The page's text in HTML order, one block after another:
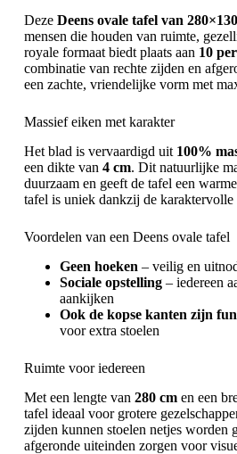
Deze Deens ovale tafel van
mensen die houden van ruimte,
royale formaat biedt plaats aan 10
combinatie van rechte zijden en
een zachte, vriendelijke vorm met
Massief eiken met karakter
Het blad is vervaardigd uit 100%
een dikte van 4 cm. Dit natuurlijke
duurzaam en geeft de tafel een
tafel is uniek dankzij de karaktervolle
Voordelen van een Deens ovale tafel
Geen hoeken – veilig en
Sociale opstelling– iedereen
aankijken
Ook de kopse kanten zijn
voor extra stoelen
Ruimte voor iedereen
Met een lengte van 280 cmen een
tafel ideaal voor grotere
zijden kunnen stoelen netjes worden
afgeronde uiteinden zorgen voor